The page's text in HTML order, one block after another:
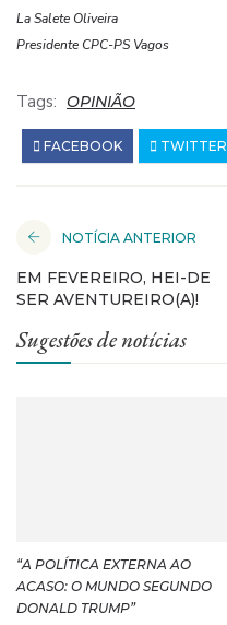
La Salete Oliveira
Presidente CPC-PS Vagos
Tags: OPINIÃO
FACEBOOK TWITTER
NOTÍCIA ANTERIOR
EM FEVEREIRO, HEI-DE
SER AVENTUREIRO(A)!
Sugestões de notícias
“A POLÍTICA EXTERNA AO
ACASO: O MUNDO SEGUNDO
DONALD TRUMP”